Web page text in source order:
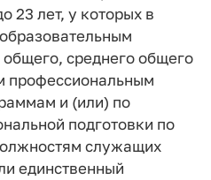
23 лет, у которых в
среднего общего
профессиональным
и (или) по
подготовки по
служащих
единственный